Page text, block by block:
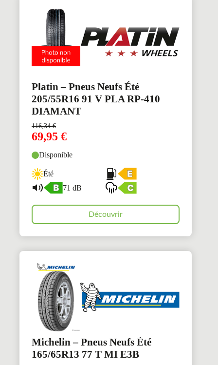
Platin – Pneus Neufs Été
205/55R16 91 V PLA RP-410
DIAMANT
116,34€
69,95 €
Disponible
Été
71 dB
Découvrir
Michelin – Pneus Neufs Été
165/65R13 77 T MI E3B